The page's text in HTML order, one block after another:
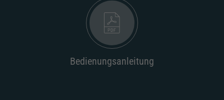
Bedienungsanleitung